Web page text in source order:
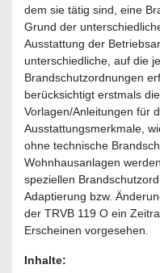
dem sie tätig sind, eine
Grund der
Ausstattung der
unterschiedliche, auf die
Brandschutzordnungen
berücksichtigt erstmals
Vorlagen/Anleitungen für
Ausstattungsmerkmale,
ohne technische
Wohnhausanlagen
speziellen
Adaptierung bzw.
der TRVB 119 O ein
Erscheinen vorgesehen.
Inhalte: